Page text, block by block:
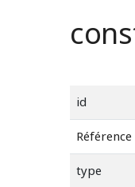
id
Référence
type